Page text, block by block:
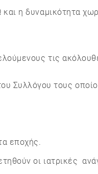
η δυναμικότητα
τις
Συλλόγου τους
εποχής.
οι ιατρικές